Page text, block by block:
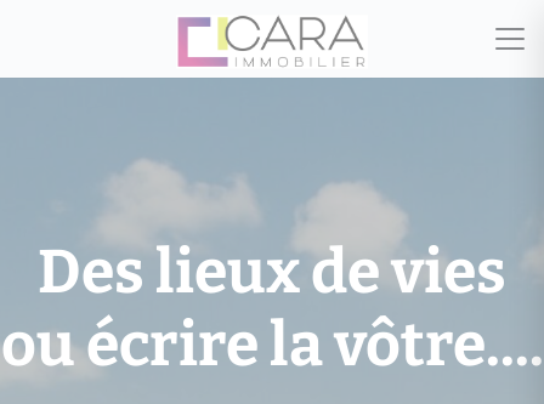
Des lieux de vies
ou écrire la vôtre....